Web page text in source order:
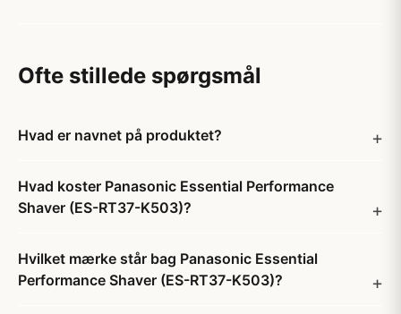
Ofte stillede spørgsmål
Hvad er navnet på produktet?
Hvad koster Panasonic Essential Performance
Shaver (ES-RT37-K503)?
Hvilket mærke står bag Panasonic Essential
Performance Shaver (ES-RT37-K503)?